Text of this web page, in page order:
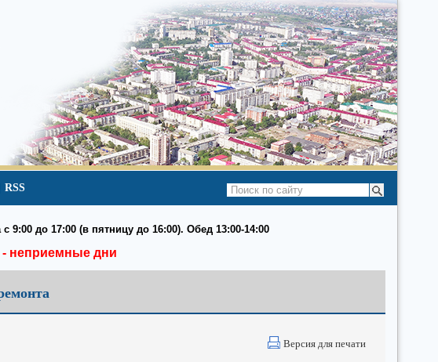
RSS
9:00 до 17:00 (в пятницу до 16:00). Обед 13:00-14:00
- неприемные дни
Версия для печати